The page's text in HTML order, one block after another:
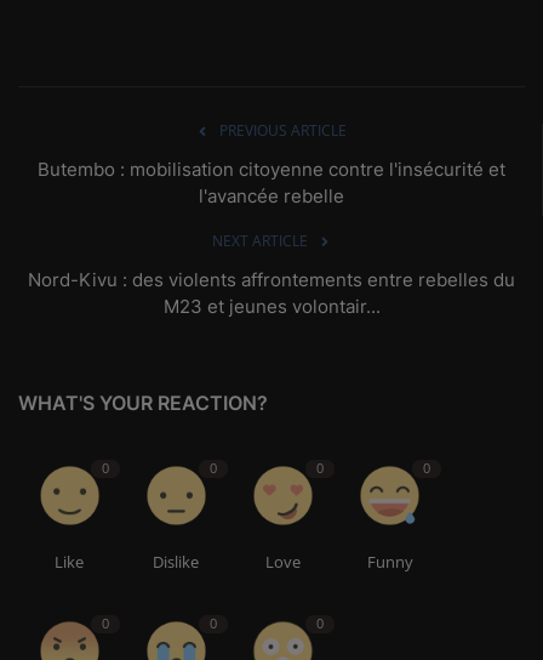
PREVIOUS ARTICLE
Butembo : mobilisation citoyenne contre l'insécurité et
l'avancée rebelle
NEXT ARTICLE
Nord-Kivu : des violents affrontements entre rebelles du
M23 et jeunes volontair...
WHAT'S YOUR REACTION?
0
Like
0
Dislike
0
Love
0
Funny
0 0 0